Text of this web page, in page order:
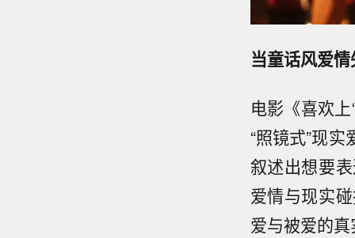
当童话风爱
电影《喜欢
“照镜式”现
叙述出想要
爱情与现实
爱与被爱的